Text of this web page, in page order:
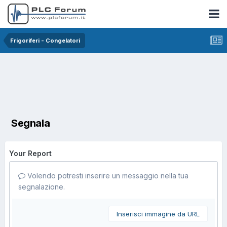
Frigoriferi - Congelatori
Segnala
Your Report
Volendo potresti inserire un messaggio nella tua
segnalazione.
Inserisci immagine da URL